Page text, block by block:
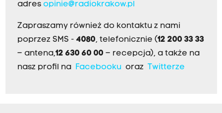
adres opinie@radiokrakow.pl
Zapraszamy również do kontaktu z nami
poprzez SMS - 4080, telefonicznie (12 200 33 33
– antena,12 630 60 00 – recepcja), a także na
nasz profil na Facebookuoraz Twitterze